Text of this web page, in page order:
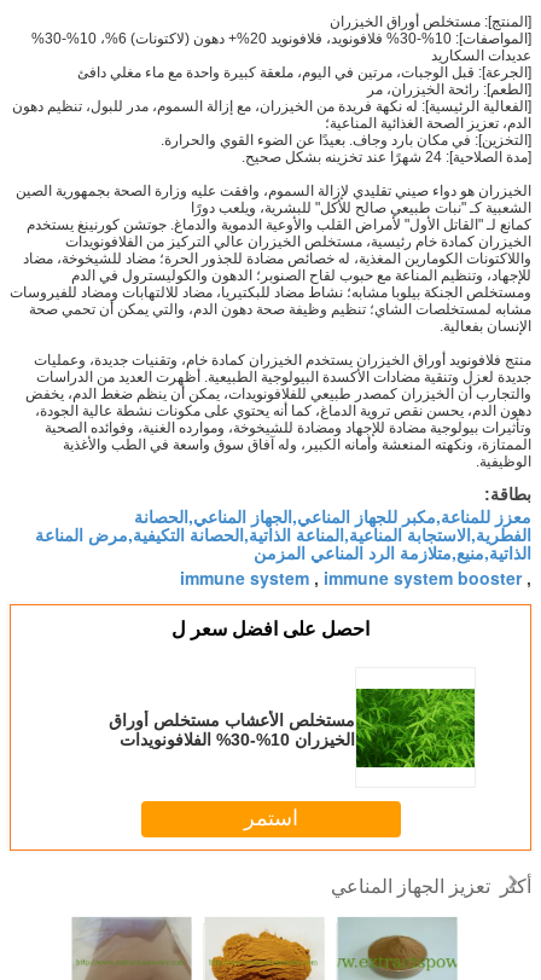
[المنتج]: مستخلص أوراق الخيزران
[المواصفات]: 10%-30% فلافونويد، فلافونويد 20%+ دهون (لاكتونات) 6%، 10%-30%
عديدات السكاريد
[الجرعة]: قبل الوجبات، مرتين في اليوم، ملعقة كبيرة واحدة مع ماء مغلي دافئ
[الطعم]: رائحة الخيزران، مر
[الفعالية الرئيسية]: له نكهة فريدة من الخيزران، مع إزالة السموم، مدر للبول، تنظيم دهون
الدم، تعزيز الصحة الغذائية المناعية؛
[التخزين]: في مكان بارد وجاف. بعيدًا عن الضوء القوي والحرارة.
[مدة الصلاحية]: 24 شهرًا عند تخزينه بشكل صحيح.
الخيزران هو دواء صيني تقليدي لإزالة السموم، وافقت عليه وزارة الصحة بجمهورية الصين
الشعبية كـ "نبات طبيعي صالح للأكل" للبشرية، ويلعب دورًا
كمانع لـ "القاتل الأول" لأمراض القلب والأوعية الدموية والدماغ. جوتشن كورنينغ يستخدم
الخيزران كمادة خام رئيسية، مستخلص الخيزران عالي التركيز من الفلافونويدات
واللاكتونات الكومارين المغذية، له خصائص مضادة للجذور الحرة؛ مضاد للشيخوخة، مضاد
للإجهاد، وتنظيم المناعة مع حبوب لقاح الصنوبر؛ الدهون والكوليسترول في الدم
ومستخلص الجنكة بيلوبا مشابه؛ نشاط مضاد للبكتيريا، مضاد للالتهابات ومضاد للفيروسات
مشابه لمستخلصات الشاي؛ تنظيم وظيفة صحة دهون الدم، والتي يمكن أن تحمي صحة
الإنسان بفعالية.
منتج فلافونويد أوراق الخيزران يستخدم الخيزران كمادة خام، وتقنيات جديدة، وعمليات
جديدة لعزل وتنقية مضادات الأكسدة البيولوجية الطبيعية. أظهرت العديد من الدراسات
والتجارب أن الخيزران كمصدر طبيعي للفلافونويدات، يمكن أن ينظم ضغط الدم، يخفض
دهون الدم، يحسن نقص تروية الدماغ، كما أنه يحتوي على مكونات نشطة عالية الجودة،
وتأثيرات بيولوجية مضادة للإجهاد ومضادة للشيخوخة، وموارده الغنية، وفوائده الصحية
الممتازة، ونكهته المنعشة وأمانه الكبير، وله آفاق سوق واسعة في الطب والأغذية
الوظيفية.
بطاقة:
معزز للمناعة,مكبر للجهاز المناعي,الجهاز المناعي,الحصانة
الفطرية,الاستجابة المناعية,المناعة الذاتية,الحصانة التكيفية,مرض المناعة
الذاتية,منيع,متلازمة الرد المناعي المزمن
,
immune system booster
,
immune system
احصل على افضل سعر ل
مستخلص الأعشاب مستخلص أوراق
الخيزران 10%-30% الفلافونويدات
استمر
أكثر تعزيز الجهاز المناعي